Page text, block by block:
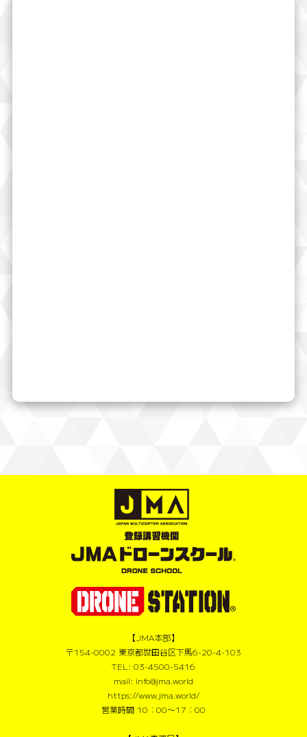
【JMA本部】
〒154-0002 東京都世田谷区下馬6-20-4-103
TEL: 03-4500-5416
mail: info@jma.world
https://www.jma.world/
営業時間 10：00〜17：00